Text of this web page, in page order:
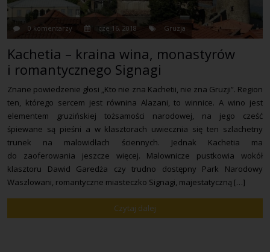
0 komentarzy cze 16, 2018 Gruzja
Kachetia – kraina wina, monastyrów
i romantycznego Signagi
Znane powiedzenie głosi „Kto nie zna Kachetii, nie zna Gruzji”. Region
ten, którego sercem jest równina Alazani, to winnice. A wino jest
elementem gruzińskiej tożsamości narodowej, na jego cześć
śpiewane są pieśni a w klasztorach uwiecznia się ten szlachetny
trunek na malowidłach ściennych. Jednak Kachetia ma
do zaoferowania jeszcze więcej. Malownicze pustkowia wokół
klasztoru Dawid Garedża czy trudno dostępny Park Narodowy
Waszlowani, romantyczne miasteczko Signagi, majestatyczną […]
Czytaj dalej